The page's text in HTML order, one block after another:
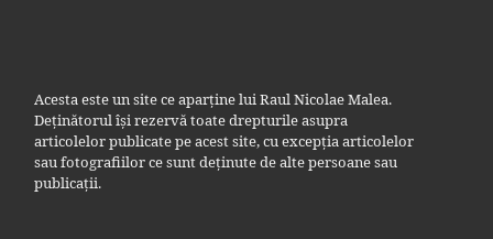
Acesta este un site ce aparține lui Raul Nicolae Malea.
Deținătorul își rezervă toate drepturile asupra
articolelor publicate pe acest site, cu excepția articolelor
sau fotografiilor ce sunt deținute de alte persoane sau
publicații.